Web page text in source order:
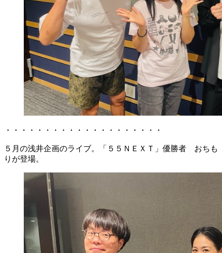
・・・・・・・・・・・・・・・・・・・・
５月の浅井企画のライブ。「５５ＮＥＸＴ」優勝者 おちも
りが登場。